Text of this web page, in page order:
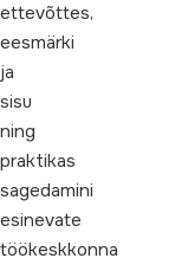
ettevõttes,
eesmärki
ja
sisu
ning
praktikas
sagedamini
esinevate
töökeskkonna